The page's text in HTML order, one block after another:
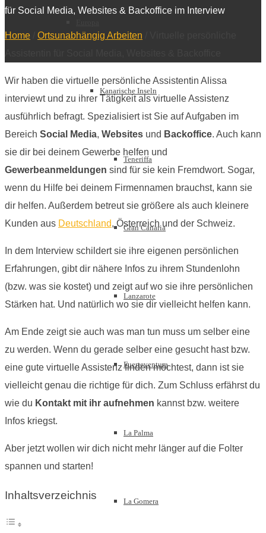
Kanarische Inseln
Teneriffa
Gran Canaria
Lanzarote
Fuerteventura
La Palma
La Gomera
für Social Media, Websites & Backoffice im Interview
Home Ortsunabhängig Arbeiten
Wir haben die virtuelle persönliche Assistentin Alissa
interviewt und zu ihrer Tätigkeit als virtuelle Assistenz
ausführlich befragt. Spezialisiert ist Sie auf Aufgaben im
Bereich Social Media, Websites und Backoffice. Auch kann
sie dir bei deinem Gewerbe helfen und
Gewerbeanmeldungen sind für sie kein Fremdwort. Sogar,
wenn du Hilfe bei deinem Firmennamen brauchst, kann sie
dir helfen. Außerdem betreut sie größere als auch kleinere
Kunden aus Deutschland, Österreich und der Schweiz.
In dem Interview schildert sie ihre eigenen persönlichen
Erfahrungen, gibt dir nähere Infos zu ihrem Stundenlohn
(bzw. was sie kostet) und zeigt auf wo sie ihre persönlichen
Stärken hat. Und natürlich wo sie dir vielleicht helfen kann.
Am Ende zeigt sie auch was man tun muss um selber eine
zu werden. Wenn du gerade selber eine gesucht hast bzw.
eine gute virtuelle Assistenz finden möchtest, dann ist sie
vielleicht genau die richtige für dich. Zum Schluss erfährst du
wie du Kontakt mit ihr aufnehmen kannst bzw. weitere
Infos kriegst.
Aber jetzt wollen wir dich nicht mehr länger auf die Folter
spannen und starten!
Inhaltsverzeichnis